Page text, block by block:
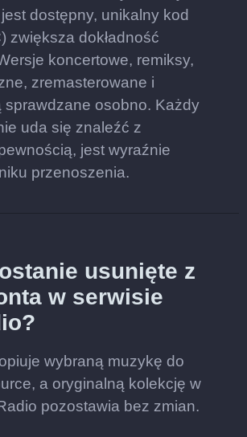
dostępny, unikalny kod
zwiększa dokładność
koncertowe, remiksy,
zremasterowane i
sprawdzane osobno. Każdy
uda się znaleźć z
jest wyraźnie
przenoszenia.
usunięte z
w serwisie
wybraną muzykę do
a oryginalną kolekcję w
pozostawia bez zmian.